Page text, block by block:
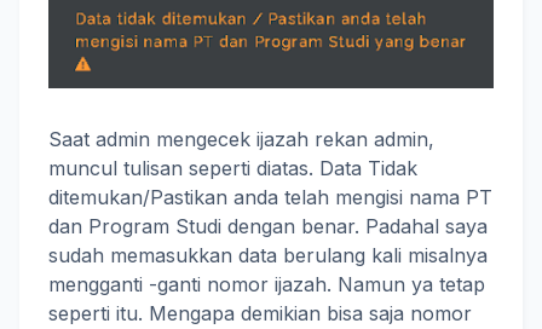
Saat admin mengecek ijazah rekan admin,
muncul tulisan seperti diatas. Data Tidak
ditemukan/Pastikan anda telah mengisi nama PT
dan Program Studi dengan benar. Padahal saya
sudah memasukkan data berulang kali misalnya
mengganti -ganti nomor ijazah. Namun ya tetap
seperti itu. Mengapa demikian bisa saja nomor